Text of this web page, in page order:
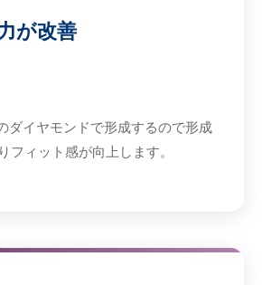
が改善
ダイヤモンドで形成するので形成
フィット感が向上します。